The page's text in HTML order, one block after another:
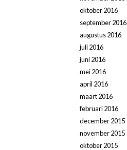
oktober 2016
september 2016
augustus 2016
juli 2016
juni 2016
mei 2016
april 2016
maart 2016
februari 2016
december 2015
november 2015
oktober 2015